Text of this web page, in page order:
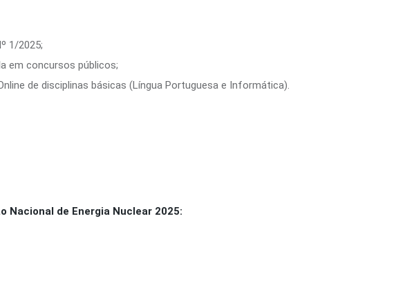
1/2025;
em concursos públicos;
de disciplinas básicas (Língua Portuguesa e Informática).
Nacional de Energia Nuclear 2025: